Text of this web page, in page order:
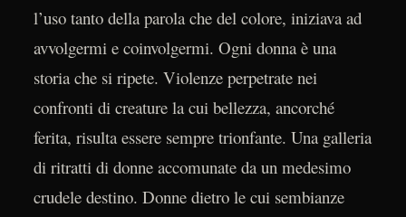
l’uso tanto della parola che del colore, iniziava ad
avvolgermi e coinvolgermi. Ogni donna è una
storia che si ripete. Violenze perpetrate nei
confronti di creature la cui bellezza, ancorché
ferita, risulta essere sempre trionfante. Una galleria
di ritratti di donne accomunate da un medesimo
crudele destino. Donne dietro le cui sembianze